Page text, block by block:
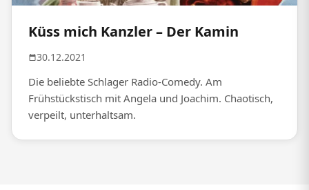
Küss mich Kanzler – Der Kamin
30.12.2021
Die beliebte Schlager Radio-Comedy. Am
Frühstückstisch mit Angela und Joachim. Chaotisch,
verpeilt, unterhaltsam.